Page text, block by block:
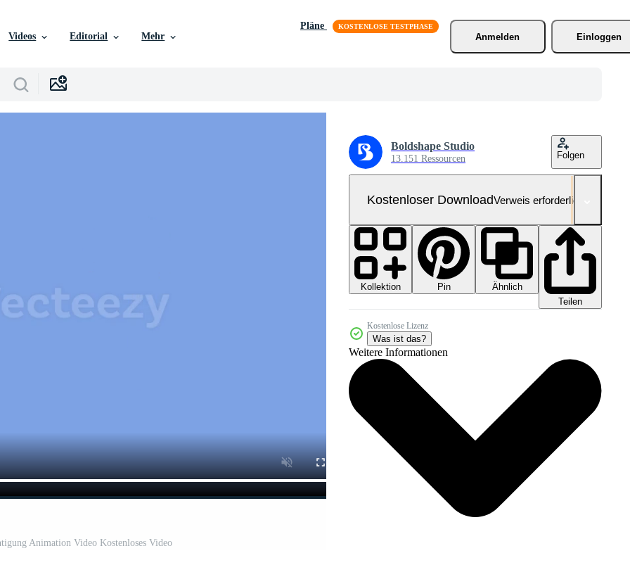
Videos Editorial Mehr
Pläne
Anmelden
Einloggen
Animation Video Kostenloses Video
Boldshape Studio
13.151 Ressourcen Folgen
Kostenloser DownloadVerweis erforderlich
Kollektion Pin
Ähnlich
Teilen
Kostenlose Lizenz
Was ist das?
Weitere Informationen